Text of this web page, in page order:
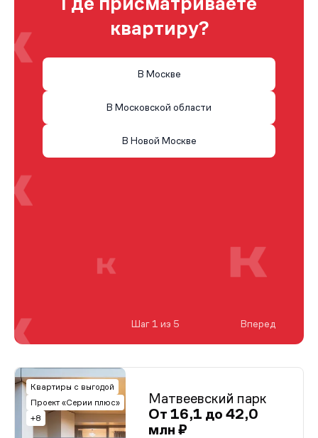
Квартиры с выгодой
Проект «Серии плюс»
+8
Матвеевский парк
От 16,1 до 42,0
млн ₽
квартиру?
В Москве
В Московской области
В Новой Москве
Шаг 1 из 5 Вперед